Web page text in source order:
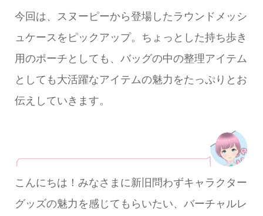
今回は、スヌーピーから登場したラウンドメッシ
ュケースをピックアップ。ちょっとした持ち歩き
用のポーチとしても、バッグの中の整理アイテム
としても大活躍なアイテムの魅力をたっぷりとお
伝えしていきます。
こんにちは！みなさまに新旧問わずキャラクター
グッズの魅力を感じてもらいたい、バーチャルレ